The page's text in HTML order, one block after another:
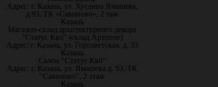
Адрес: г. Казань, ул. Хусаина Ямашева,
д.93, ТК «Савиново», 2 таж
Казань
Магазин-склад архитектурного декора
"Статус Кво" (склад Артполе)
Адрес: г. Казань, ул. Горсоветская, д. 33
Казань
Салон "Статус Кв0"
Адрес: г. Казань, ул. Ямашева д. 93, ТК
"Савиново", 2 этаж
Казань